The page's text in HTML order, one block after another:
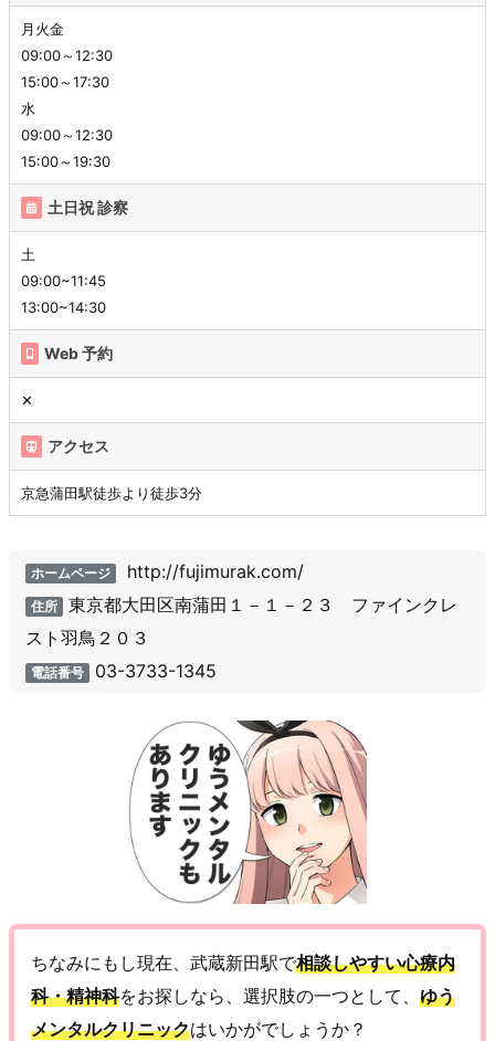
月火金
09:00～12:30
15:00～17:30
水
09:00～12:30
15:00～19:30
土日祝 診察
土
09:00~11:45
13:00~14:30
Web 予約
✕
アクセス
京急蒲田駅徒歩より徒歩3分
ホームページ http://fujimurak.com/
住所 東京都大田区南蒲田１－１－２３ ファインクレ
スト羽鳥２０３
電話番号 03-3733-1345
ちなみにもし現在、武蔵新田駅で相談しやすい心療内
科・精神科をお探しなら、選択肢の一つとして、 ゆう
メンタルクリニックはいかがでしょうか？